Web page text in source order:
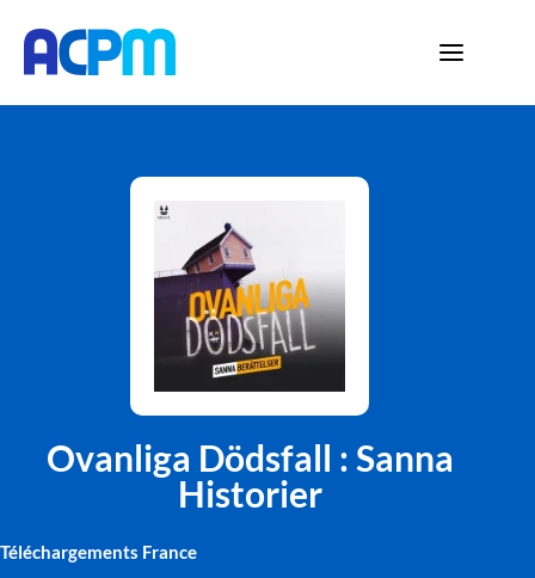
Ovanliga Dödsfall : Sanna
Historier
Téléchargements France